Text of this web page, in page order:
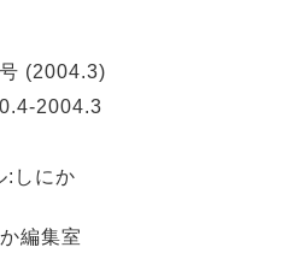
(2004.3)
2004.3
:しにか
編集室